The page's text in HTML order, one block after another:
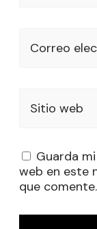
Correo
Sitio web
Guarda
web en este
que comente.